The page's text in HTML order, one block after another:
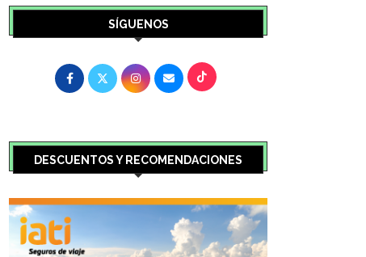
SÍGUENOS
DESCUENTOS Y RECOMENDACIONES